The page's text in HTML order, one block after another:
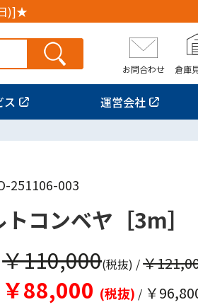
)]★
お問合わせ 倉庫
ス 運営会社
251106-003
コンベヤ［3m］
￥110,000(税抜) /￥
￥88,000 (税抜) / ￥